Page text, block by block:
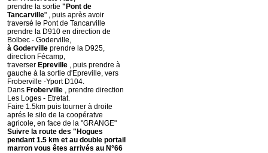
prendre la sortie "Pont de
Tancarville" , puis après avoir
traversé le Pont de Tancarville
prendre la D910 en direction de
Bolbec - Goderville,
à Goderville prendre la D925,
direction Fécamp,
traverser Epreville, puis prendre à
gauche à la sortie d'Epreville, vers
Froberville -Yport D104.
Dans Froberville, prendre direction
Les Loges - Etretat.
Faire 1.5km puis tourner à droite
aprés le silo de la coopératve
agricole, en face de la "GRANGE"
Suivre la route des "Hogues
pendant 1.5 km et au double portail
marron vous êtes arrivés au N°66